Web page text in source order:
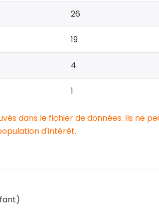
26
19
4
1
dans le fichier de données. Ils ne
d'intérêt.